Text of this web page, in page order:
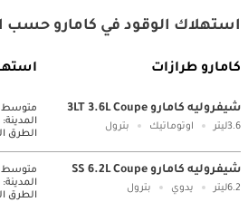
استهلاك الوقود في كامارو حسب
كامارو طرازات
شيفروليه كامارو 3LT 3.6L Coupe
3.6ليتر اوتوماتيك بترول
متوسط
المدينة:
الطرق
شيفروليه كامارو SS 6.2L Coupe
6.2ليتر يدوي بترول
متوسط
المدينة:
الطرق